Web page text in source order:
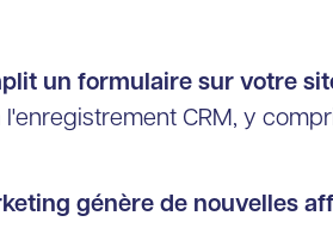
un formulaire sur votre
CRM, y
génère de nouvelles